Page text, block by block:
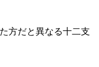
方だと異なる十二支